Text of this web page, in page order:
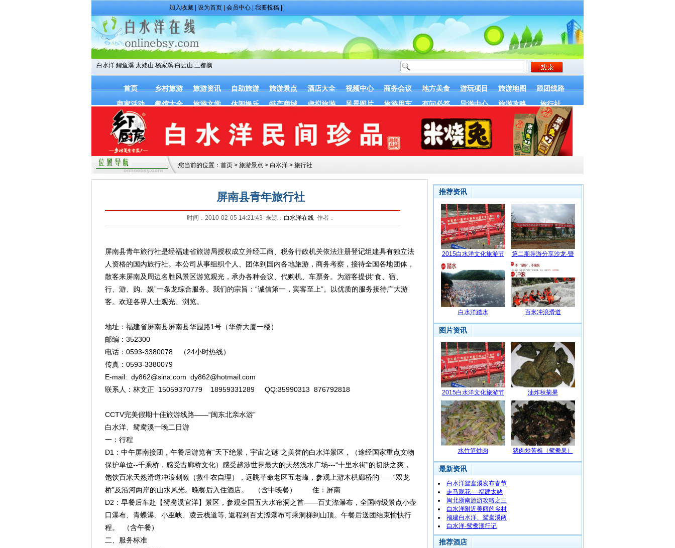
加入收藏 设为首页 会员中心 我要投稿
白水洋 鲤鱼溪 太姥山 杨家溪 白云山 三都澳
首页 乡村旅游 旅游资讯 自助旅游 旅游景点 酒店大全 视频中心 商务会议 地方美食 游玩项目 旅游地图
跟团线路
商家活动
餐馆大全 旅游文学 休闲娱乐 特产商城 虚拟旅游 风景图片 旅游用车 有问必答 导游中心 旅游攻略 旅行社
您当前的位置： 首页 > 旅游景点 > 白水洋 > 旅行社
屏南县青年旅行社
时间：2010-02-05 14:21:43 来源： 白水洋在线作者：
屏南县青年旅行社是经福建省旅游局授权成立并经工商、税务行政机关依法注册登记组建具有独立法
人资格的国内旅行社。本公司从事组织个人、团体到国内各地旅游，商务考察，接待全国各地团体，
散客来屏南及周边名胜风景区游览观光，承办各种会议、代购机、车票务。为游客提供“食、宿、
行、游、购、娱”一条龙综合服务。我们的宗旨：“诚信第一，宾客至上”。以优质的服务接待广大游
客。欢迎各界人士观光、浏览。
地址：福建省屏南县屏南县华园路1号（华侨大厦一楼）
邮编：352300
电话：0593-3380078 （24小时热线）
传真：0593-3380079
E-mail: dy862@sina.com dy862@hotmail.com
联系人：林文正 15059370779 18959331289 QQ:35990313 876792818
CCTV完美假期十佳旅游线路——“闽东北亲水游”
白水洋、鸳鸯溪一晚二日游
一：行程
D1：中午屏南接团，午餐后游览有“天下绝景，宇宙之谜”之美誉的白水洋景区，（途经国家重点文物
保护单位--千乘桥，感受古廊桥文化）感受趟涉世界最大的天然浅水广场---“十里水街”的切肤之爽，
饱饮百米天然滑道冲浪刺激（救生衣自理），远眺革命老区五老峰，参观上游木栱廊桥的——“双龙
桥”及沿河两岸的山水风光。晚餐后入住酒店。 （含中晚餐） 住：屏南
D2：早餐后车赴【鸳鸯溪宜洋】景区，参观全国五大水帘洞之首——百丈漈瀑布，全国特级景点小壶
口瀑布、青蝶瀑、小巫峡、凌云栈道等, 返程到百丈漈瀑布可乘洞梯到山顶。午餐后送团结束愉快行
程。 （含午餐）
二、服务标准